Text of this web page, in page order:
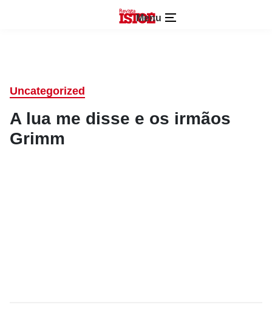
Menu
Uncategorized
A lua me disse e os irmãos
Grimm